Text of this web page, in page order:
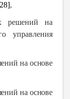
,
решений на
управления
й наоснове
й наоснове